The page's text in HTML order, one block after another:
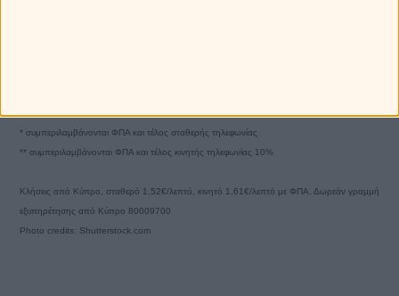
* συμπεριλαμβάνονται ΦΠΑ και τέλος σταθερής τηλεφωνίας
** συμπεριλαμβάνονται ΦΠΑ και τέλος κινητής τηλεφωνίας 10%
Κλήσεις από Κύπρο, σταθερό 1,52€/λεπτό, κινητό 1,61€/λεπτό με ΦΠΑ. Δωρεάν γραμμή
εξυπηρέτησης από Κύπρο 80009700
Photo credits: Shutterstock.com